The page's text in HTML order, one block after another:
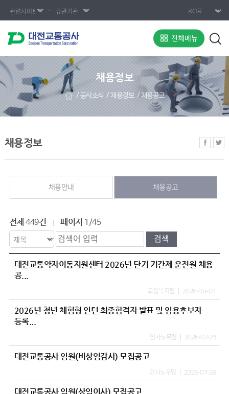
전체메뉴
채용정보
공사소식 채용정보 채용공고
채용정보
채용안내 채용공고
전체449건 페이지 1/45
대전교통약자이동지원센터 2026년 단기 기간제 운전원 채용
공...
교통복지팀 2026-08-04
2026년 청년 체험형 인턴 최종합격자 발표 및 임용후보자
등록...
인사노무팀 2026-07-29
대전교통공사 임원(비상임감사) 모집공고
인사노무팀 2026-07-28
대전교통공사 임원(상임이사) 모집공고